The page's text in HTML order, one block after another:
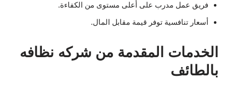
فريق عمل مدرب على أعلى مستوى من الكفاءة.
أسعار تنافسية توفر قيمة مقابل المال.
الخدمات المقدمة من شركه نظافه
بالطائف